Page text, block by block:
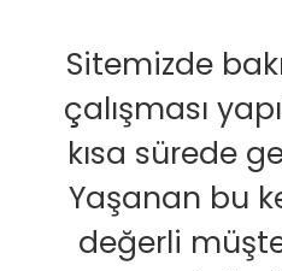
Sitemizde
çalışması
kısa sürede
Yaşanan bu
değerli